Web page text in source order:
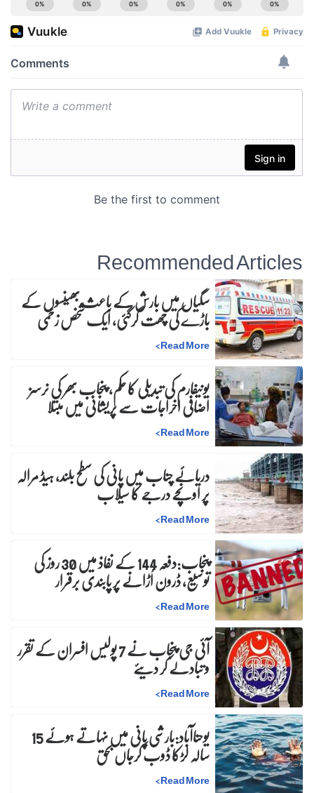
Recommended Articles
سگیاں میں بارش کے باعث بھینسوں کے
باڑے کی چھت گرگئی، ایک شخص زخمی
Read More
>
یونیفارم کی تبدیلی کا حکم، پنجاب بھر کی نرسز
اضافی اخراجات سے پریشانی میں مبتلا
Read More
>
دریائے چناب میں پانی کی سطح بلند، ہیڈ مرالہ
پر اونچے درجے کا سیلاب
Read More
>
پنجاب:دفعہ 144 کے نفاذ میں 30 روز کیتوسیع، ڈرون اُڑانے پر پابندی برقرار
Read More
>
آئی جی پنجاب نے 7 پولیس افسران کے تقرر و تبادلے کر دیئے
Read More
>
یوحناآباد:بارشی پانی میں نہاتے ہوئے 15 سالہ لڑکا ڈوب کرجاں بحق
Read More
>